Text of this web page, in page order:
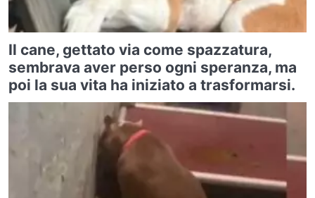
Il cane, gettato via come spazzatura,
sembrava aver perso ogni speranza, ma
poi la sua vita ha iniziato a trasformarsi.